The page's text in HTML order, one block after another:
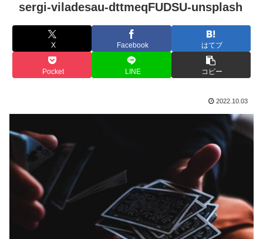
sergi-viladesau-dttmeqFUDSU-unsplash
X Facebook はてブ
Pocket LINE コピー
2022.10.03